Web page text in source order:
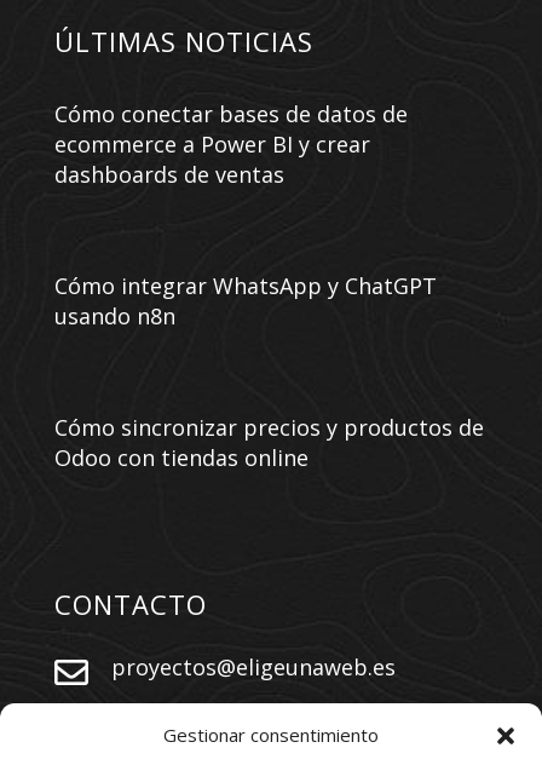
Gestionar consentimiento
ÚLTIMAS NOTICIAS
Cómo conectar bases de datos de
ecommerce a Power BI y crear
dashboards de ventas
Cómo integrar WhatsApp y ChatGPT
usando n8n
Cómo sincronizar precios y productos de
Odoo con tiendas online
CONTACTO
 proyectos@eligeunaweb.es
+34 609 730 569